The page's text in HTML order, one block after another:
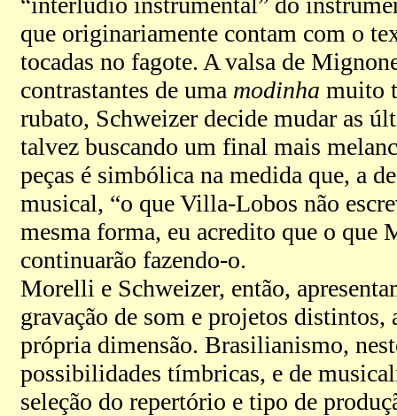
que originariamente contam com o
tocadas no fagote. A valsa de
contrastantes de uma modinha muito
rubato, Schweizer decide mudar as
talvez buscando um final mais
peças é simbólica na medida que, a
musical, “o que Villa-Lobos não
mesma forma, eu acredito que o que
continuarão fazendo-o.
Morelli e Schweizer, então,
gravação de som e projetos distintos,
própria dimensão. Brasilianismo,
possibilidades tímbricas, e de
seleção do repertório e tipo de